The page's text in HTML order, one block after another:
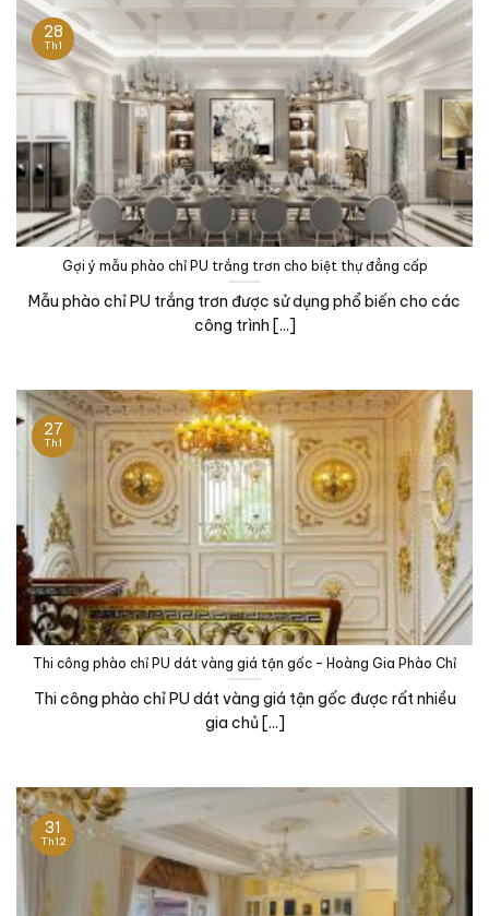
Gợi ý mẫu phào chỉ PU trắng trơn cho biệt thự đẳng cấp
Mẫu phào chỉ PU trắng trơn được sử dụng phổ biến cho các
công trình [...]
28
Th1
Thi công phào chỉ PU dát vàng giá tận gốc – Hoàng Gia Phào Chỉ
Thi công phào chỉ PU dát vàng giá tận gốc được rất nhiều
gia chủ [...]
27
Th1
31
Th12